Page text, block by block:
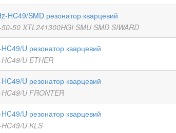
HC49/SMD резонатор кварцевий
50 XTL241300HGI SMU SMD SIWARD
U резонатор кварцевий
U ETHER
U резонатор кварцевий
U FRONTER
U резонатор кварцевий
U KLS